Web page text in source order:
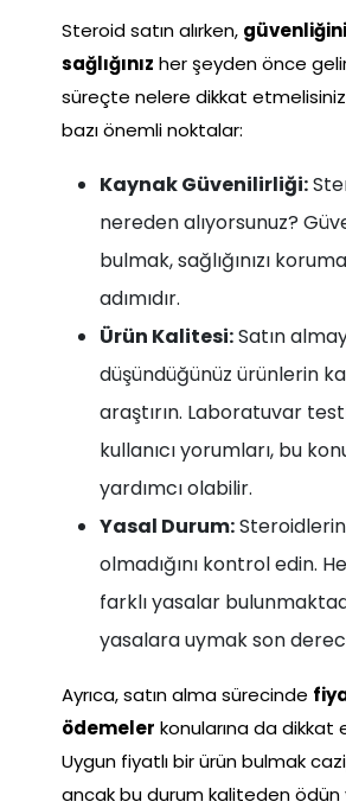
Steroid satın alırken,
sağlığınız her şeyden önce
süreçte nelere dikkat
bazı önemli noktalar:
Kaynak Güvenilirliği:
nereden alıyorsunuz?
bulmak, sağlığınızı
adımıdır.
Ürün Kalitesi:Satın
düşündüğünüz ürünlerin
araştırın. Laboratuvar
kullanıcı yorumları, bu
yardımcı olabilir.
Yasal Durum:
olmadığını kontrol edin.
farklı yasalar
yasalara uymak son
Ayrıca, satın alma sürecinde
ödemeler konularına da dikkat
Uygun fiyatlı bir ürün bulmak
ancak bu durum kaliteden ödün